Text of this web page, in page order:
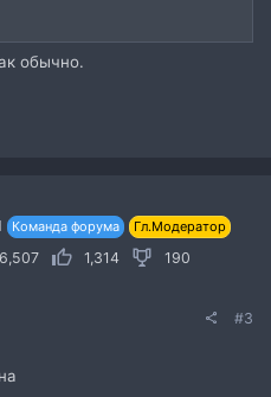
обычно.
Команда форума Гл.Модератор
6,507 1,314 190
#3